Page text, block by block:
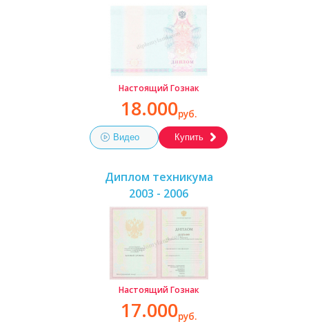
Настоящий Гознак
18.000руб.
Видео Купить
Диплом техникума
2003 - 2006
Настоящий Гознак
17.000руб.